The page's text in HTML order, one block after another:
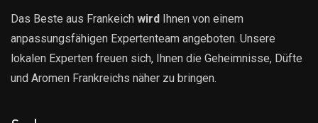
Das Beste aus Frankeich wird
Ihnen von einem
anpassungsfähigen Expertenteam angeboten. Unsere
lokalen Experten freuen sich, Ihnen die Geheimnisse, Düfte
und Aromen Frankreichs näher zu bringen.